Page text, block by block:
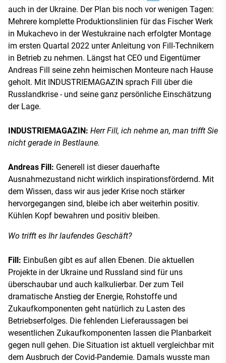
auch in der Ukraine. Der Plan bis noch vor wenigen Tagen:
Mehrere komplette Produktionslinien für das Fischer Werk
in Mukachevo in der Westukraine nach erfolgter Montage
im ersten Quartal 2022 unter Anleitung von Fill-Technikern
in Betrieb zu nehmen. Längst hat CEO und Eigentümer
Andreas Fill seine zehn heimischen Monteure nach Hause
geholt. Mit INDUSTRIEMAGAZIN sprach Fill über die
Russlandkrise - und seine ganz persönliche Einschätzung
der Lage.
INDUSTRIEMAGAZIN: Herr Fill, ich nehme an, man trifft Sie
nicht gerade in Bestlaune.
Andreas Fill: Generell ist dieser dauerhafte
Ausnahmezustand nicht wirklich inspirationsfördernd. Mit
dem Wissen, dass wir aus jeder Krise noch stärker
hervorgegangen sind, bleibe ich aber weiterhin positiv.
Kühlen Kopf bewahren und positiv bleiben.
Wo trifft es Ihr laufendes Geschäft?
Fill: Einbußen gibt es auf allen Ebenen. Die aktuellen
Projekte in der Ukraine und Russland sind für uns
überschaubar und auch kalkulierbar. Der zum Teil
dramatische Anstieg der Energie, Rohstoffe und
Zukaufkomponenten geht natürlich zu Lasten des
Betriebserfolges. Die fehlenden Lieferaussagen bei
wesentlichen Zukaufkomponenten lassen die Planbarkeit
gegen null gehen. Die Situation ist aktuell vergleichbar mit
dem Ausbruch der Covid-Pandemie. Damals wusste man